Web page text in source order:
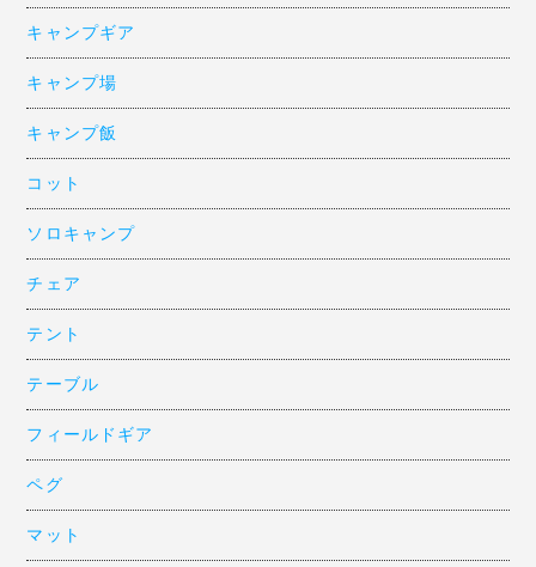
キャンプギア
キャンプ場
キャンプ飯
コット
ソロキャンプ
チェア
テント
テーブル
フィールドギア
ペグ
マット